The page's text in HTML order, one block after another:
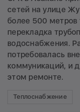
сетей на улице
более 500 метров
перекладка
водоснабжения.
потребовалась
коммуникаций, и
этом ремонте.
Теплоснабжение